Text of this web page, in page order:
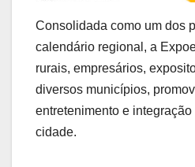
Consolidada como um dos
calendário regional, a
rurais, empresários,
diversos municípios,
entretenimento e
cidade.